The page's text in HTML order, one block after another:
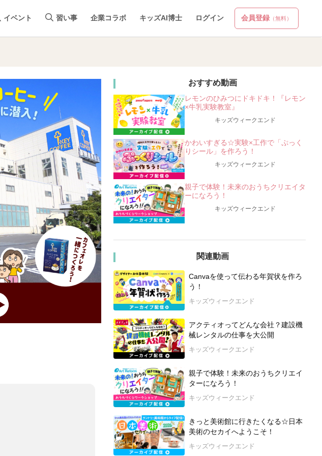
イベント 習い事 企業コラボ キッズAI博士 ログイン 会員登録（無料）
おすすめ動画
レモンのひみつにドキドキ！『レモン
×牛乳実験教室』
キッズウィークエンド
かわいすぎる☆実験×工作で「ぷっく
りシール」を作ろう！
キッズウィークエンド
親子で体験！未来のおうちクリエイタ
ーになろう！
キッズウィークエンド
関連動画
Canvaを使って伝わる年賀状を作ろ
う！
キッズウィークエンド
アクティオってどんな会社？建設機
械レンタルの仕事を大公開
キッズウィークエンド
親子で体験！未来のおうちクリエイ
ターになろう！
キッズウィークエンド
きっと美術館に行きたくなる☆日本
美術のセカイへようこそ！
キッズウィークエンド